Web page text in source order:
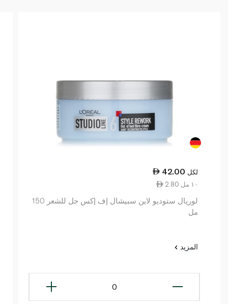
42.00 لكل
2.80 ١٠ مل
لوريال ستوديو لاين سبيشال إف إكس جل للشعر 150
مل
المزيد
0